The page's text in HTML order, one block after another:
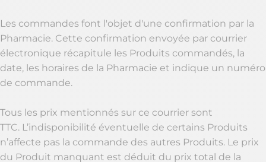
Les commandes font l'objet d'une confirmation par la
Pharmacie. Cette confirmation envoyée par courrier
électronique récapitule les Produits commandés, la
date, les horaires de la Pharmacie et indique un numéro
de commande.
Tous les prix mentionnés sur ce courrier sont
TTC. L’indisponibilité éventuelle de certains Produits
n’affecte pas la commande des autres Produits. Le prix
du Produit manquant est déduit du prix total de la